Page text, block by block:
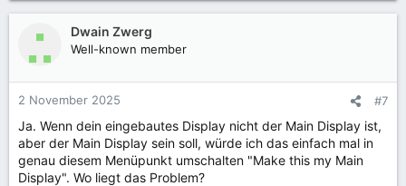
a
n
n
:
Dwain Zwerg
Well-known member
2 November 2025 #7
Ja. Wenn dein eingebautes Display nicht der Main Display ist,
aber der Main Display sein soll, würde ich das einfach mal in
genau diesem Menüpunkt umschalten "Make this my Main
Display". Wo liegt das Problem?